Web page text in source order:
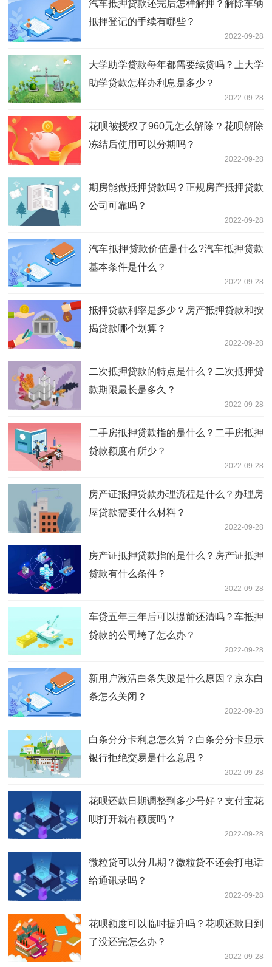
汽车抵押贷款还完后怎样解押？解除车辆
抵押登记的手续有哪些？
2022-09-28
大学助学贷款每年都需要续贷吗？上大学
助学贷款怎样办利息是多少？
2022-09-28
花呗被授权了960元怎么解除？花呗解除
冻结后使用可以分期吗？
2022-09-28
期房能做抵押贷款吗？正规房产抵押贷款
公司可靠吗？
2022-09-28
汽车抵押贷款价值是什么?汽车抵押贷款
基本条件是什么？
2022-09-28
抵押贷款利率是多少？房产抵押贷款和按
揭贷款哪个划算？
2022-09-28
二次抵押贷款的特点是什么？二次抵押贷
款期限最长是多久？
2022-09-28
二手房抵押贷款指的是什么？二手房抵押
贷款额度有所少？
2022-09-28
房产证抵押贷款办理流程是什么？办理房
屋贷款需要什么材料？
2022-09-28
房产证抵押贷款指的是什么？房产证抵押
贷款有什么条件？
2022-09-28
车贷五年三年后可以提前还清吗？车抵押
贷款的公司垮了怎么办？
2022-09-28
新用户激活白条失败是什么原因？京东白
条怎么关闭？
2022-09-28
白条分分卡利息怎么算？白条分分卡显示
银行拒绝交易是什么意思？
2022-09-28
花呗还款日期调整到多少号好？支付宝花
呗打开就有额度吗？
2022-09-28
微粒贷可以分几期？微粒贷不还会打电话
给通讯录吗？
2022-09-28
花呗额度可以临时提升吗？花呗还款日到
了没还完怎么办？
2022-09-28